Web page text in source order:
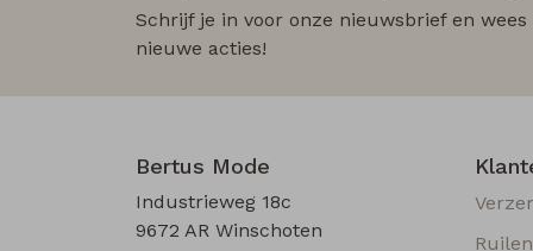
Schrijf je in voor onze nieuwsbrief en
nieuwe acties!
Bertus Mode
Industrieweg 18c
9672 AR Winschoten